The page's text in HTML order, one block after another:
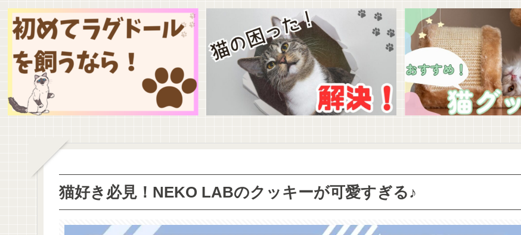
猫好き必見！NEKO LABのクッキーが可愛すぎる♪